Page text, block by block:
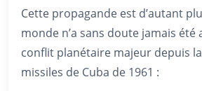
Cette propagande est d’autant
monde n’a sans doute jamais été
conflit planétaire majeur depuis
missiles de Cuba de 1961 :